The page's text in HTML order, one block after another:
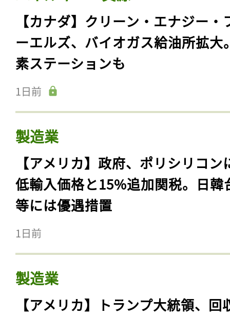
【カナダ】クリーン・エナジー・
ーエルズ、バイオガス給油所拡大
素ステーションも
1日前
製造業
【アメリカ】政府、ポリシリコン
低輸入価格と15%追加関税。日韓
等には優遇措置
1日前
製造業
【アメリカ】トランプ大統領、回